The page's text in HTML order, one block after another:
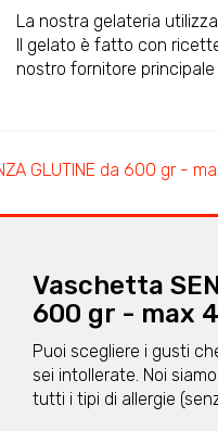
La nostra gelateria
Il gelato è fatto con
nostro fornitore
GLUTINE da 600 gr -
Vaschetta
600 gr - max
Puoi scegliere i gusti
sei intollerate. Noi
tutti i tipi di allergie